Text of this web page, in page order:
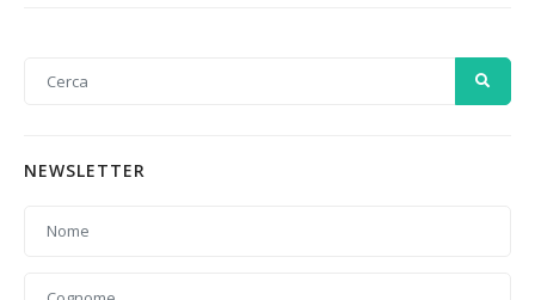
NEWSLETTER